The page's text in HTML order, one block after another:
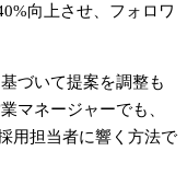
向上させ、フォロワ
づいて提案を調整も
マネージャーでも、
用担当者に響く方法で